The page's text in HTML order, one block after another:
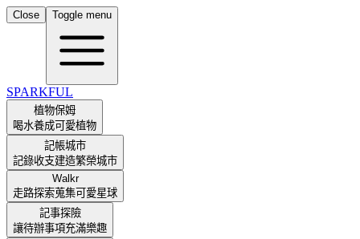
Close Toggle menu
SPARKFUL
植物保姆
喝水養成可愛植物
記帳城市
記錄收支建造繁榮城市
Walkr
走路探索蒐集可愛星球
記事探險
讓待辦事項充滿樂趣